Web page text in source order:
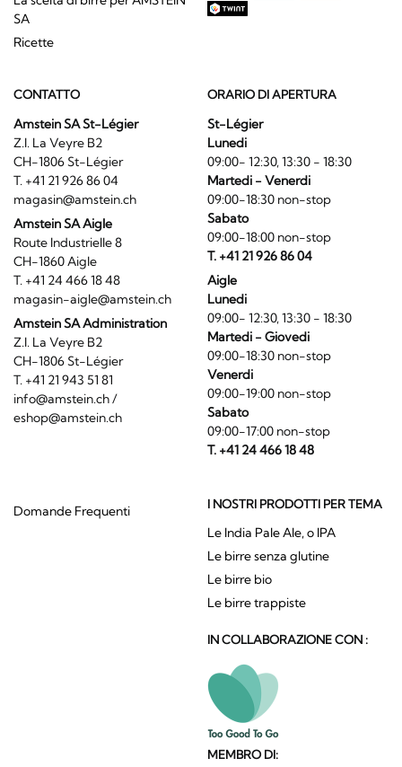
SA
Ricette
CONTATTO
Amstein SA St-Légier
Z.I. La Veyre B2
CH-1806 St-Légier
T. +41 21 926 86 04
magasin@amstein.ch
Amstein SA Aigle
Route Industrielle 8
CH-1860 Aigle
T. +41 24 466 18 48
magasin-aigle@amstein.ch
Amstein SA Administration
Z.I. La Veyre B2
CH-1806 St-Légier
T. +41 21 943 51 81
info@amstein.ch/
eshop@amstein.ch
ORARIO DI APERTURA
St-Légier
Lunedi
09:00- 12:30, 13:30 - 18:30
Martedi - Venerdi
09:00-18:30 non-stop
Sabato
09:00-18:00 non-stop
T. +41 21 926 86 04
Aigle
Lunedi
09:00- 12:30, 13:30 - 18:30
Martedi - Giovedi
09:00-18:30 non-stop
Venerdi
09:00-19:00 non-stop
Sabato
09:00-17:00 non-stop
T. +41 24 466 18 48
Domande Frequenti I NOSTRI PRODOTTI PER TEMA
Le India Pale Ale, o IPA
Le birre senza glutine
Le birre bio
Le birre trappiste
IN COLLABORAZIONE CON :
MEMBRO DI: